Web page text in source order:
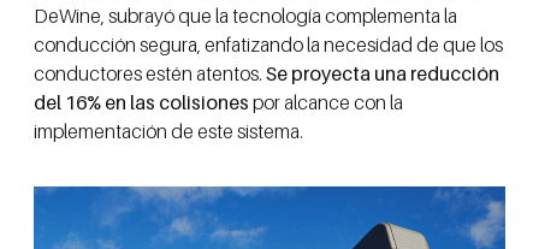
DeWine, subrayó que la tecnología complementa la
conducción segura, enfatizando la necesidad de que los
conductores estén atentos. Se proyecta una reducción
del 16% en las colisiones por alcance con la
implementación de este sistema.